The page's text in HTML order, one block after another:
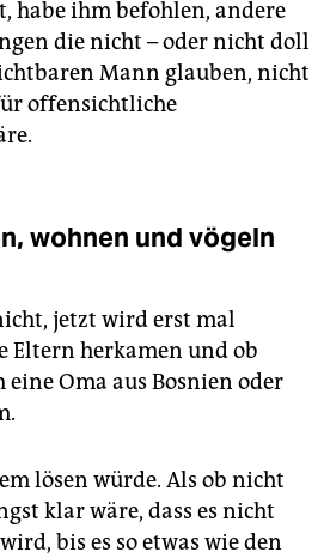
habe ihm befohlen, andere
die nicht – oder nicht doll
Mann glauben, nicht
offensichtliche
wohnen und vögeln
jetzt wird erst mal
Eltern herkamen und ob
Oma aus Bosnien oder
lösen würde. Als ob nicht
klar wäre, dass es nicht
bis es so etwas wie den